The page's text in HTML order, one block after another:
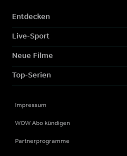
Entdecken
Live-Sport
Neue Filme
Top-Serien
Impressum
WOW Abo kündigen
Partnerprogramme